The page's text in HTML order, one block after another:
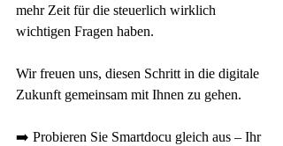
mehr Zeit für die steuerlich wirklich
wichtigen Fragen haben.
Wir freuen uns, diesen Schritt in die digitale
Zukunft gemeinsam mit Ihnen zu gehen.
➡️ Probieren Sie Smartdocu gleich aus – Ihr